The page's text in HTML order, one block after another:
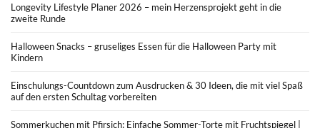
Longevity Lifestyle Planer 2026 – mein Herzensprojekt geht in die
zweite Runde
Halloween Snacks – gruseliges Essen für die Halloween Party mit
Kindern
Einschulungs-Countdown zum Ausdrucken & 30 Ideen, die mit viel Spaß
auf den ersten Schultag vorbereiten
Sommerkuchen mit Pfirsich: Einfache Sommer-Torte mit Fruchtspiegel |